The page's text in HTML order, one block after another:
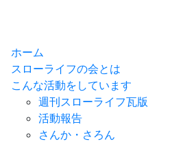
ホーム
スローライフの会とは
こんな活動をしています
週刊スローライフ瓦版
活動報告
さんか・さろん